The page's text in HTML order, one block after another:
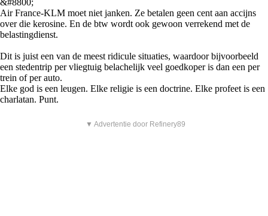
&#8800;
Air France-KLM moet niet janken. Ze betalen geen cent aan accijns
over die kerosine. En de btw wordt ook gewoon verrekend met de
belastingdienst.
Dit is juist een van de meest ridicule situaties, waardoor bijvoorbeeld
een stedentrip per vliegtuig belachelijk veel goedkoper is dan een per
trein of per auto.
Elke god is een leugen. Elke religie is een doctrine. Elke profeet is een
charlatan. Punt.
▼ Advertentie door Refinery89